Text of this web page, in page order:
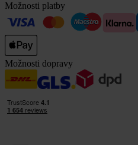
Možnosti platby
Možnosti dopravy